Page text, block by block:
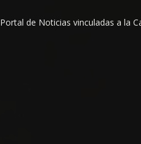
Portal de Noticias vinculadas a la